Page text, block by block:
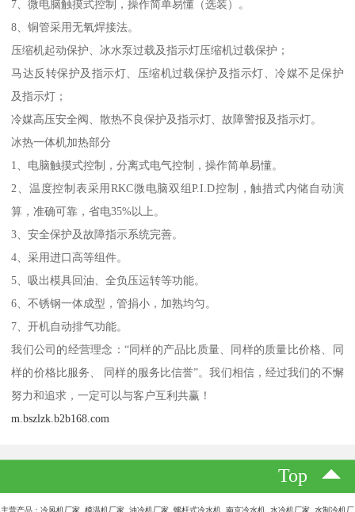
7、微电脑触摸式控制，操作简单易懂（选装）。
8、铜管采用无氧焊接法。
压缩机起动保护、冰水泵过载及指示灯压缩机过载保护；
马达反转保护及指示灯、压缩机过载保护及指示灯、冷媒不足保护
及指示灯；
冷媒高压安全阀、散热不良保护及指示灯、故障警报及指示灯。
冰热一体机加热部分
1、电脑触摸式控制，分离式电气控制，操作简单易懂。
2、温度控制表采用RKC微电脑双组P.I.D控制，触措式内储自动演
算，准确可靠，省电35%以上。
3、安全保护及故障指示系统完善。
4、采用进口高等组件。
5、吸出模具回油、全负压运转等功能。
6、不锈钢一体成型，管捐小，加熟均匀。
7、开机自动排气功能。
我们公司的经营理念：“同样的产品比质量、同样的质量比价格、同
样的价格比服务、 同样的服务比信誉”。我们相信，经过我们的不懈
努力和追求，一定可以与客户互利共赢！
m.bszlzk.b2b168.com
Top
主营产品：冷风机厂家 模温机厂家 油冷机厂家 螺杆式冷水机 南京冷水机 水冷机厂家 水制冷机厂